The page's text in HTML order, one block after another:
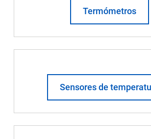
Termómetros
Sensores de